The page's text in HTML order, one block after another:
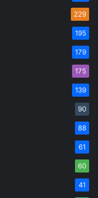
229
195
179
175
139
90
88
61
60
41